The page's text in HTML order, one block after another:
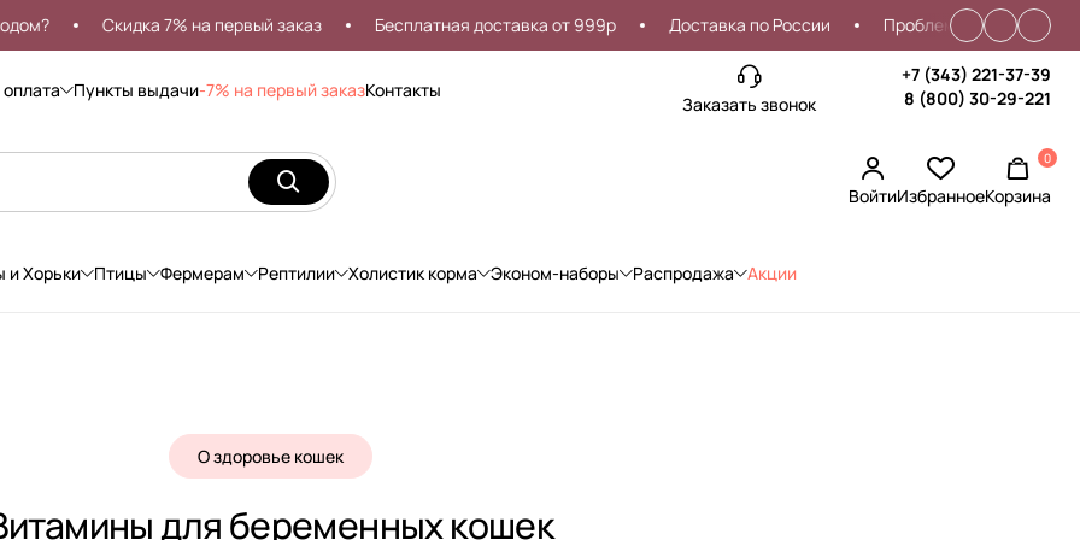
Скидка 7% на первый заказ Бесплатная доставка от 999р Доставка по России Проблемы со входом?
Пункты выдачи-7% на первый заказКонтакты
Заказать звонок
+7 (343) 221-37-39
8 (800) 30-29-221
ВойтиИзбранное
0
Корзина
и Хорьки Птицы Фермерам Рептилии Холистик корма Эконом-наборы Распродажа Акции
О здоровье кошек
для беременных кошек